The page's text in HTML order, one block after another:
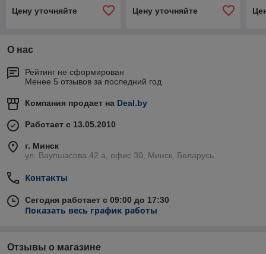
Цену уточняйте Цену уточняйте
О нас
Рейтинг не сформирован
Менее 5 отзывов за последний год
Компания продает на Deal.by
Работает с 13.05.2010
г. Минск
ул. Ваупшасова 42 а, офис 30, Минск, Беларусь
Контакты
Сегодня работает с 09:00 до 17:30
Показать весь график работы
Отзывы о магазине